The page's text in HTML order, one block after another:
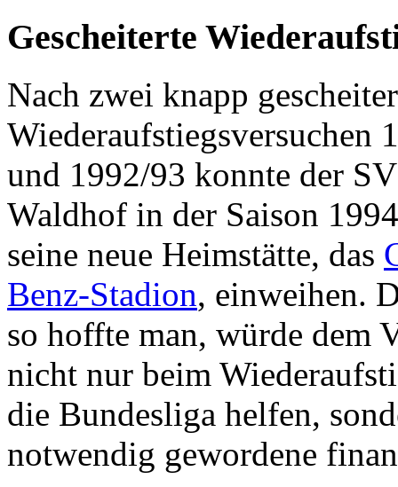
Gescheiterte
Nach zwei knapp
Wiederaufstiegsversuchen
und 1992/93 konnte der SV
Waldhof in der Saison
seine neue Heimstätte, das
Benz-Stadion, einweihen.
so hoffte man, würde dem
nicht nur beim
die Bundesliga helfen,
notwendig gewordene